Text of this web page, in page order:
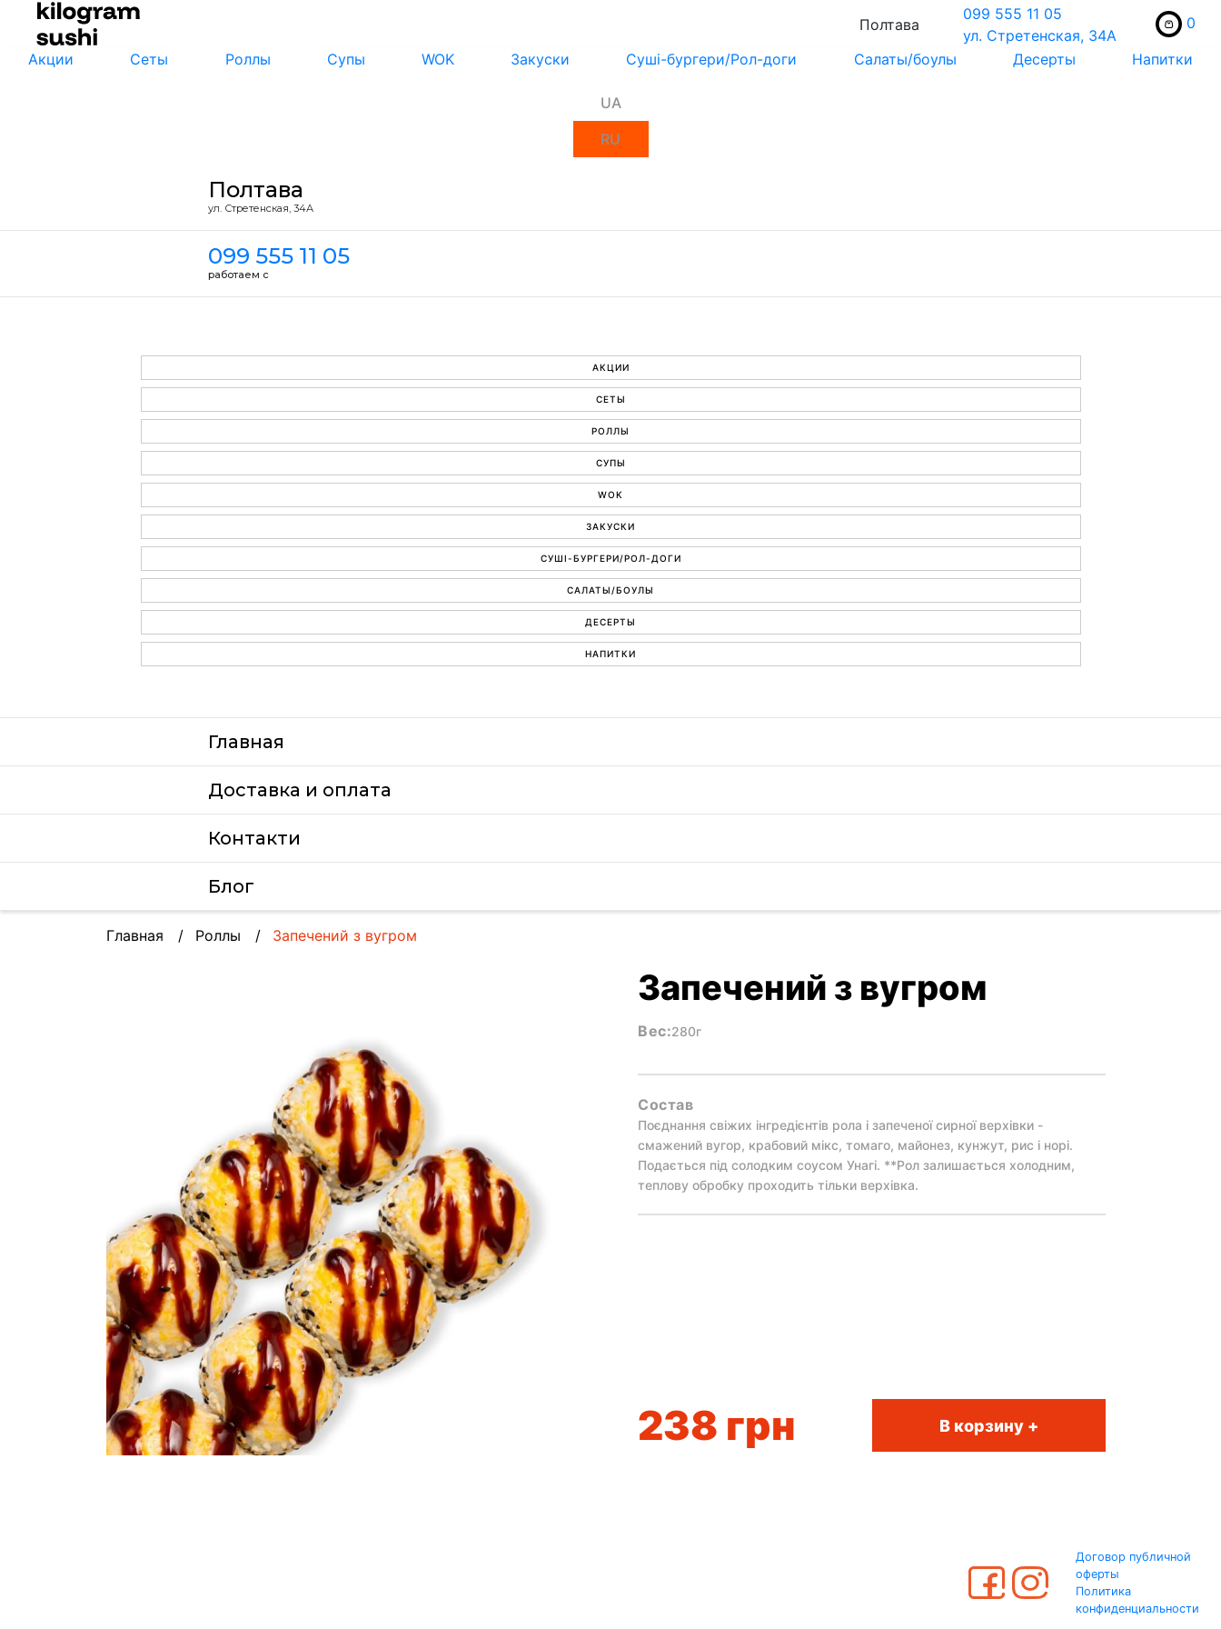
Полтава
099 555 11 05
ул. Стретенская, 34А
0
Акции Сеты Роллы Супы WOK Закуски Суші-бургери/Рол-доги Салаты/боулы Десерты Напитки
UA
RU
Полтава
ул. Стретенская, 34А
099 555 11 05
работаем с
АКЦИИ
СЕТЫ
РОЛЛЫ
СУПЫ
WOK
ЗАКУСКИ
СУШІ-БУРГЕРИ/РОЛ-ДОГИ
САЛАТЫ/БОУЛЫ
ДЕСЕРТЫ
НАПИТКИ
Главная
Доставка и оплата
Контакти
Блог
Главная Роллы Запечений з вугром
Запечений з вугром
Вес:280г
Состав
Поєднання свіжих інгредієнтів рола і запеченої сирної верхівки -
смажений вугор, крабовий мікс, томаго, майонез, кунжут, рис і норі.
Подається під солодким соусом Унагі. **Рол залишається холодним,
теплову обробку проходить тільки верхівка.
238 грн В корзину +
Договор публичной
оферты
Политика
конфиденциальности